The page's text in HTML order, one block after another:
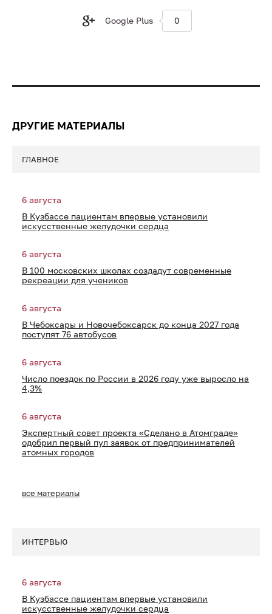
Google Plus 0
ДРУГИЕ МАТЕРИАЛЫ
ГЛАВНОЕ
6 августа
В Кузбассе пациентам впервые установили
искусственные желудочки сердца
6 августа
В 100 московских школах создадут современные
рекреации для учеников
6 августа
В Чебоксары и Новочебоксарск до конца 2027 года
поступят 76 автобусов
6 августа
Число поездок по России в 2026 году уже выросло на
4,3%
6 августа
Экспертный совет проекта «Сделано в Атомграде»
одобрил первый пул заявок от предпринимателей
атомных городов
все материалы
ИНТЕРВЬЮ
6 августа
В Кузбассе пациентам впервые установили
искусственные желудочки сердца